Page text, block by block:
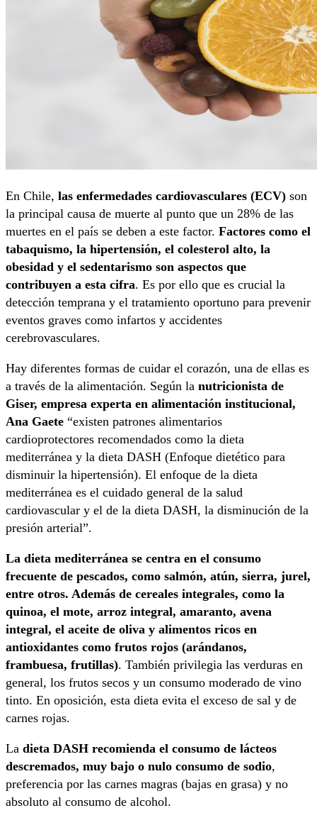
En Chile, las enfermedades cardiovasculares (ECV) son
la principal causa de muerte al punto que un 28% de las
muertes en el país se deben a este factor. Factores como el
tabaquismo, la hipertensión, el colesterol alto, la
obesidad y el sedentarismo son aspectos que
contribuyen a esta cifra. Es por ello que es crucial la
detección temprana y el tratamiento oportuno para prevenir
eventos graves como infartos y accidentes
cerebrovasculares.
Hay diferentes formas de cuidar el corazón, una de ellas es
a través de la alimentación. Según la nutricionista de
Giser, empresa experta en alimentación institucional,
Ana Gaete “existen patrones alimentarios
cardioprotectores recomendados como la dieta
mediterránea y la dieta DASH (Enfoque dietético para
disminuir la hipertensión). El enfoque de la dieta
mediterránea es el cuidado general de la salud
cardiovascular y el de la dieta DASH, la disminución de la
presión arterial”.
La dieta mediterránea se centra en el consumo
frecuente de pescados, como salmón, atún, sierra, jurel,
entre otros. Además de cereales integrales, como la
quinoa, el mote, arroz integral, amaranto, avena
integral, el aceite de oliva y alimentos ricos en
antioxidantes como frutos rojos (arándanos,
frambuesa, frutillas). También privilegia las verduras en
general, los frutos secos y un consumo moderado de vino
tinto. En oposición, esta dieta evita el exceso de sal y de
carnes rojas.
La dieta DASH recomienda el consumo de lácteos
descremados, muy bajo o nulo consumo de sodio,
preferencia por las carnes magras (bajas en grasa) y no
absoluto al consumo de alcohol.